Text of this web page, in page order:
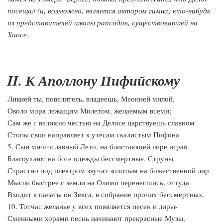
посещал (и, возможно, является автором гимна) кто-нибудь
из представителей школы рапсодов, существовавшей на
Хиосе.
II. К Аполлону Пифийскому
Ликией ты, повелитель, владеешь, Меонией милой,
Около моря лежащим Милетом, желаемым всеми;
Сам же с великою честью на Делосе царствуешь славном
Стопы свои направляет к утесам скалистым Пифона
5. Сын многославный Лето, на блистающей лире играя.
Благоухают на боге одежды бессмертные. Струны
Страстно под плектром звучат золотым на божественной лир
Мысли быстрее с земли на Олимп перенесшись, оттуда
Входит в палаты он Зевса, в собрание прочих бессмертных.
10. Тотчас желанье у всех появляется песен и лиры-
Сменными хорами песнь начинают прекрасные Музы,